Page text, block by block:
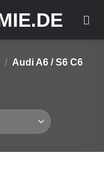
/ Audi A6 / S6 C6